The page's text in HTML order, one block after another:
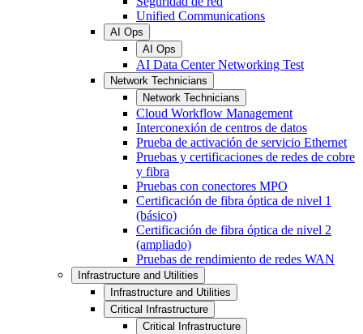
Unified Communications
AI Ops
AI Ops
AI Data Center Networking Test
Network Technicians
Network Technicians
Cloud Workflow Management
Interconexión de centros de datos
Prueba de activación de servicio Ethernet
Pruebas y certificaciones de redes de cobre
y fibra
Pruebas con conectores MPO
Certificación de fibra óptica de nivel 1
(básico)
Certificación de fibra óptica de nivel 2
(ampliado)
Pruebas de rendimiento de redes WAN
Infrastructure and Utilities
Infrastructure and Utilities
Critical Infrastructure
Critical Infrastructure